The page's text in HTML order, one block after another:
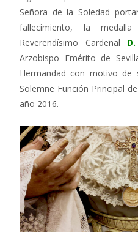
Señora de la Soledad
fallecimiento, la
Reverendísimo Cardenal
Arzobispo Emérito de
Hermandad con motivo de
Solemne Función Principal
año 2016.